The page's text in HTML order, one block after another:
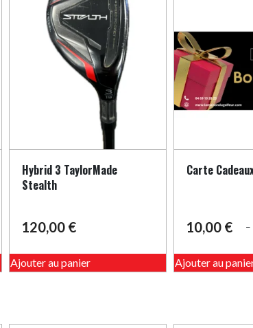
produit
Hybrid 3 TaylorMade
Stealth
120,00 €
Ajouter au panier
Carte
10,00 € –
Plage
prix :
10,00 €
Ajouter au